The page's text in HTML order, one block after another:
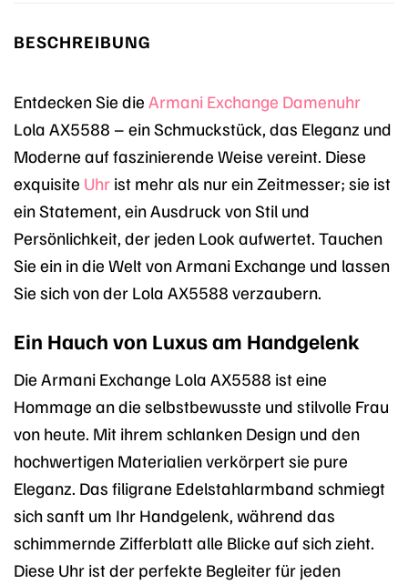
BESCHREIBUNG
Entdecken Sie die Armani Exchange Damenuhr
Lola AX5588 – ein Schmuckstück, das Eleganz und
Moderne auf faszinierende Weise vereint. Diese
exquisite Uhr ist mehr als nur ein Zeitmesser; sie ist
ein Statement, ein Ausdruck von Stil und
Persönlichkeit, der jeden Look aufwertet. Tauchen
Sie ein in die Welt von Armani Exchange und lassen
Sie sich von der Lola AX5588 verzaubern.
Ein Hauch von Luxus am Handgelenk
Die Armani Exchange Lola AX5588 ist eine
Hommage an die selbstbewusste und stilvolle Frau
von heute. Mit ihrem schlanken Design und den
hochwertigen Materialien verkörpert sie pure
Eleganz. Das filigrane Edelstahlarmband schmiegt
sich sanft um Ihr Handgelenk, während das
schimmernde Zifferblatt alle Blicke auf sich zieht.
Diese Uhr ist der perfekte Begleiter für jeden